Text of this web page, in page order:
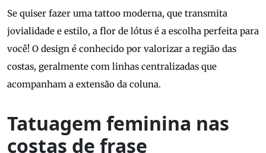
Se quiser fazer uma tattoo moderna, que transmita
jovialidade e estilo, a flor de lótus é a escolha perfeita para
você! O design é conhecido por valorizar a região das
costas, geralmente com linhas centralizadas que
acompanham a extensão da coluna.
Tatuagem feminina nas
costas de frase